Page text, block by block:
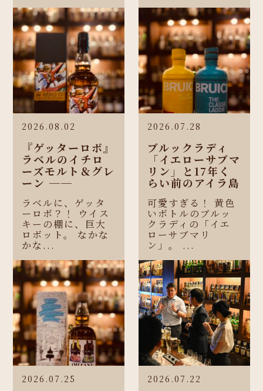
2026.08.02
『ゲッターロボ』
ラベルのイチロ
ーズモルト＆グレ
ーン ──
ラベルに、ゲッタ
ーロボ？！ ウイス
キーの棚に、巨大
ロボット。 なかな
かな...
2026.07.28
ブルックラディ
「イエローサブマ
リン」と17年く
らい前のアイラ島
可愛すぎる！ 黄色
いボトルのブルッ
クラディの「イエ
ローサブマリ
ン」。 ...
2026.07.25 2026.07.22